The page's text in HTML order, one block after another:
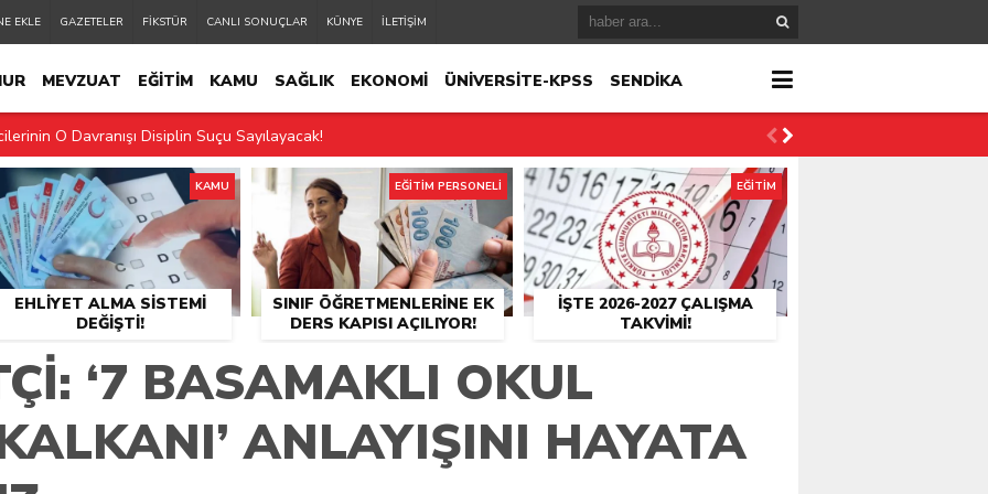
EKLE GAZETELER FİKSTÜR CANLI SONUÇLAR KÜNYE İLETİŞİM
MEVZUAT EĞİTİM KAMU SAĞLIK EKONOMİ ÜNİVERSİTE-KPSS SENDİKA
EĞİTİM PERSONELİ 2.MANŞET SON DAKİKA
O Davranışı Disiplin Suçu Sayılayacak!
Mesai Sistemine Geçiyor!
Devamsızlık Şartı Geldi
Sistemi Değişti
Dikkat Etmesi Gereken 10 Kural
Medya Uyarısı!
dönemi başlıyor
değişti
EHLIYET ALMA SISTEMI
DEĞIŞTI!
KAMU
SINIF ÖĞRETMENLERINE EK
DERS KAPISI AÇILIYOR!
EĞİTİM PERSONELİ
İŞTE 2026-2027 ÇALIŞMA
TAKVIMI!
EĞİTİM
‘7 BASAMAKLI OKUL
ANLAYIŞINI HAYATA